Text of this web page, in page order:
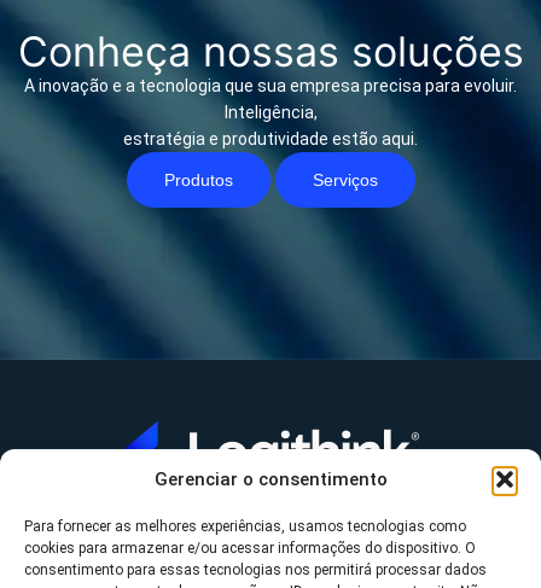
Gerenciar o consentimento
Para fornecer as melhores experiências, usamos tecnologias como
cookies para armazenar e/ou acessar informações do dispositivo. O
consentimento para essas tecnologias nos permitirá processar dados
Conheça nossas soluções
A inovação e a tecnologia que sua empresa precisa para evoluir.
Inteligência,
estratégia e produtividade estão aqui.
Produtos Serviços
A Logithink